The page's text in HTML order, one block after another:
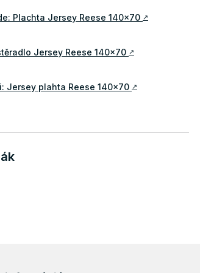
Plachta Jersey Reese 140x70 ↗
Jersey Reese 140x70 ↗
Jersey plahta Reese 140x70 ↗